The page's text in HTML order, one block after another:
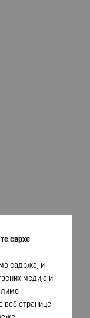
сврхе
садржај и
медија и
странице